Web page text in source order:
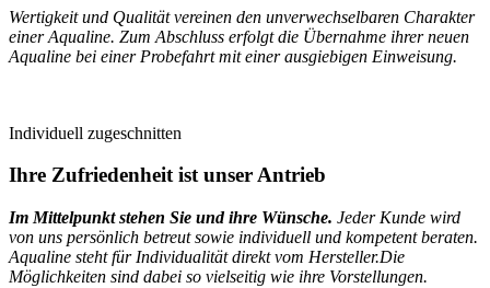
Wertigkeit und Qualität vereinen den unverwechselbaren Charakter
einer Aqualine. Zum Abschluss erfolgt die Übernahme ihrer neuen
Aqualine bei einer Probefahrt mit einer ausgiebigen Einweisung.
Individuell zugeschnitten
Ihre Zufriedenheit ist unser Antrieb
Im Mittelpunkt stehen Sie und ihre Wünsche. Jeder Kunde wird
von uns persönlich betreut sowie individuell und kompetent beraten.
Aqualine steht für Individualität direkt vom Hersteller.Die
Möglichkeiten sind dabei so vielseitig wie ihre Vorstellungen.